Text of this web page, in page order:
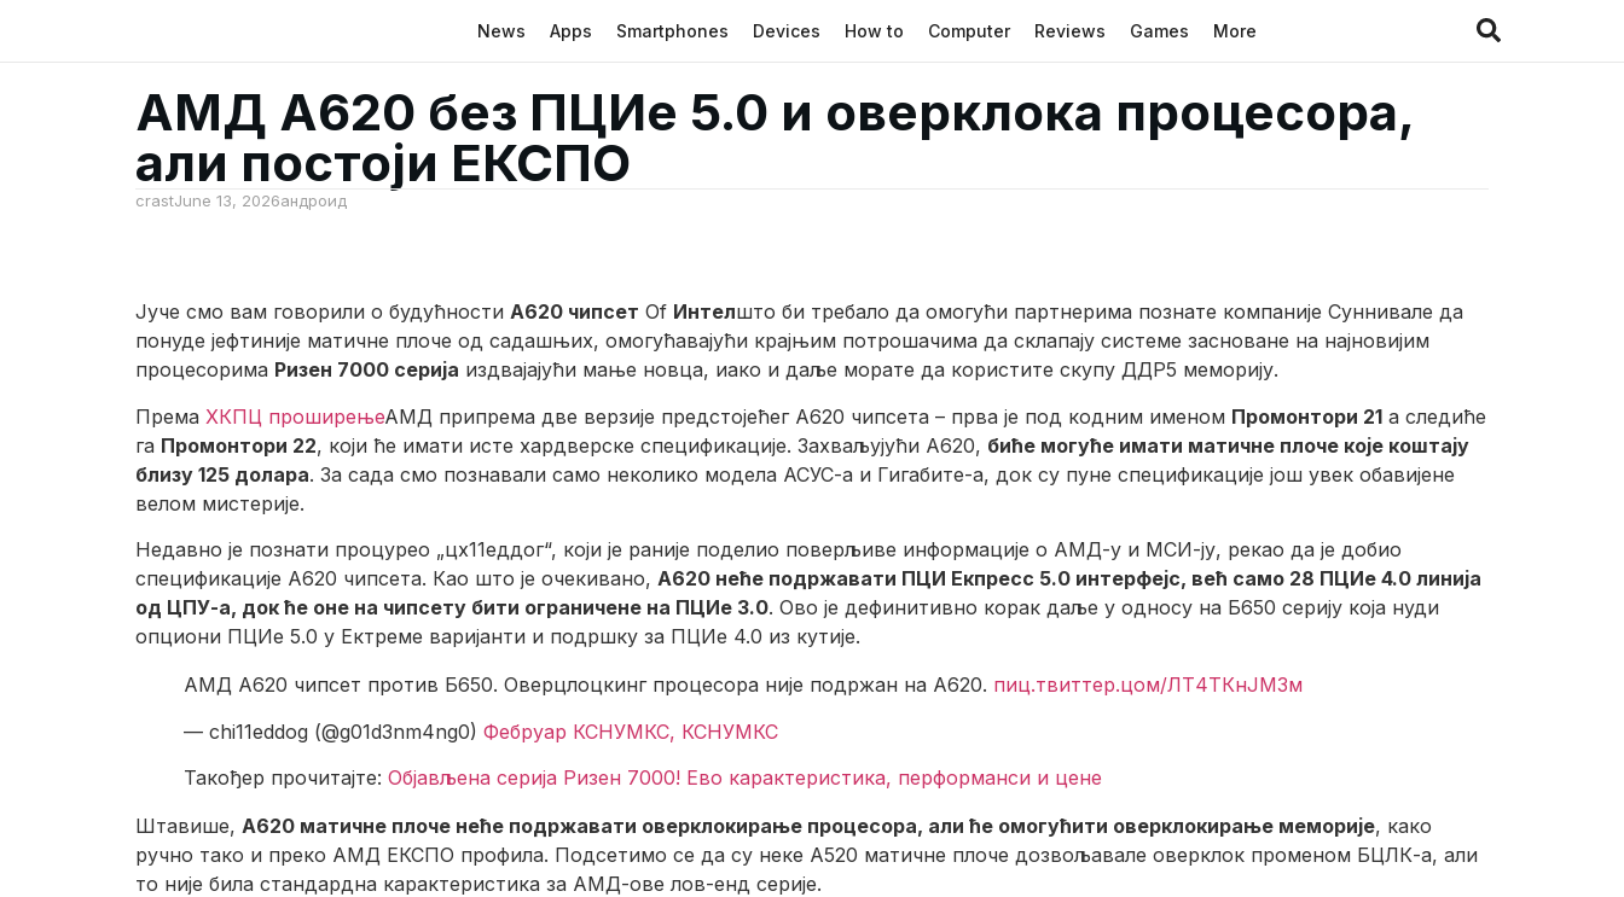
News Apps Smartphones Devices How to Computer Reviews Games More
АМД А620 без ПЦИе 5.0 и оверклока процесора,
али постоји ЕКСПО
crastJune 13, 2026андроид
Јуче смо вам говорили о будућности А620 чипсет Of Интелшто би требало да омогући партнерима познате компаније Суннивале да
понуде јефтиније матичне плоче од садашњих, омогућавајући крајњим потрошачима да склапају системе засноване на најновијим
процесорима Ризен 7000 серија издвајајући мање новца, иако и даље морате да користите скупу ДДР5 меморију.
Према ХКПЦ проширењеАМД припрема две верзије предстојећег А620 чипсета – прва је под кодним именом Промонтори 21 а следиће
га Промонтори 22, који ће имати исте хардверске спецификације. Захваљујући А620, биће могуће имати матичне плоче које коштају
близу 125 долара. За сада смо познавали само неколико модела АСУС-а и Гигабите-а, док су пуне спецификације још увек обавијене
велом мистерије.
Недавно је познати процурео „цх11еддог“, који је раније поделио поверљиве информације о АМД-у и МСИ-ју, рекао да је добио
спецификације А620 чипсета. Као што је очекивано, А620 неће подржавати ПЦИ Екпресс 5.0 интерфејс, већ само 28 ПЦИе 4.0 линија
од ЦПУ-а, док ће оне на чипсету бити ограничене на ПЦИе 3.0. Ово је дефинитивно корак даље у односу на Б650 серију која нуди
опциони ПЦИе 5.0 у Ектреме варијанти и подршку за ПЦИе 4.0 из кутије.
АМД А620 чипсет против Б650. Оверцлоцкинг процесора није подржан на А620. пиц.твиттер.цом/ЛТ4ТКнЈМ3м
— chi11eddog (@g01d3nm4ng0) Фебруар КСНУМКС, КСНУМКС
Такођер прочитајте: Објављена серија Ризен 7000! Ево карактеристика, перформанси и цене
Штавише, А620 матичне плоче неће подржавати оверклокирање процесора, али ће омогућити оверклокирање меморије, како
ручно тако и преко АМД ЕКСПО профила. Подсетимо се да су неке А520 матичне плоче дозвољавале оверклок променом БЦЛК-а, али
то није била стандардна карактеристика за АМД-ове лов-енд серије.